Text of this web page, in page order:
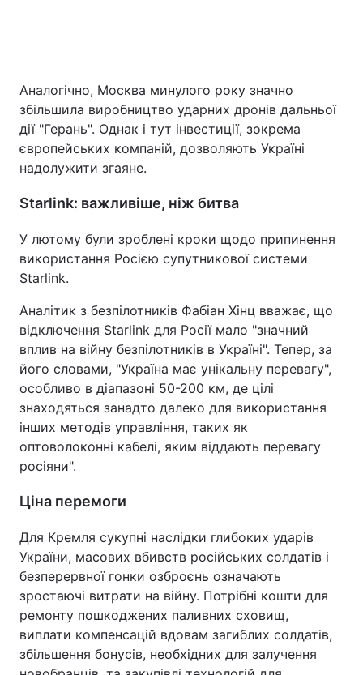
Аналогічно, Москва минулого року значно
збільшила виробництво ударних дронів дальньої
дії "Герань". Однак і тут інвестиції, зокрема
європейських компаній, дозволяють Україні
надолужити згаяне.
Starlink: важливіше, ніж битва
У лютому були зроблені кроки щодо припинення
використання Росією супутникової системи
Starlink.
Аналітик з безпілотників Фабіан Хінц вважає, що
відключення Starlink для Росії мало "значний
вплив на війну безпілотників в Україні". Тепер, за
його словами, "Україна має унікальну перевагу",
особливо в діапазоні 50-200 км, де цілі
знаходяться занадто далеко для використання
інших методів управління, таких як
оптоволоконні кабелі, яким віддають перевагу
росіяни".
Ціна перемоги
Для Кремля сукупні наслідки глибоких ударів
України, масових вбивств російських солдатів і
безперервної гонки озброєнь означають
зростаючі витрати на війну. Потрібні кошти для
ремонту пошкоджених паливних сховищ,
виплати компенсацій вдовам загиблих солдатів,
збільшення бонусів, необхідних для залучення